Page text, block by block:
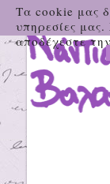
Τα cookie μας
υπηρεσίες
αποδέχεστε